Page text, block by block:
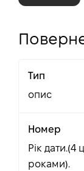
Тип
опис
Номер
Рік дати.(4
роками).